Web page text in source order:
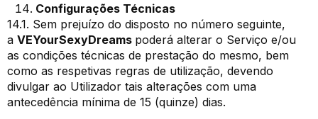
Configurações Técnicas
14.1. Sem prejuízo do disposto no número seguinte,
a VEYourSexyDreams poderá alterar o Serviço e/ou
as condições técnicas de prestação do mesmo, bem
como as respetivas regras de utilização, devendo
divulgar ao Utilizador tais alterações com uma
antecedência mínima de 15 (quinze) dias.